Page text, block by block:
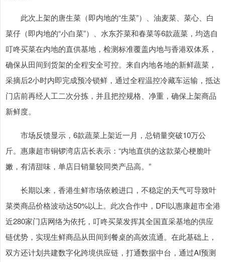
此次上架的唐生菜（即内地的“生菜”）、油麦菜、菜心、白
菜仔（即内地的“小白菜”）、水东芥菜和春菜等6款蔬菜，均选自
叮咚买菜在内地的直供基地，检测标准覆盖内地与香港双体系，
确保从田间到货架的全程安全可控。来自内地各地的新鲜蔬菜，
采摘后2小时内即完成预冷锁鲜，通过全程温控冷藏车运输，抵达
门店前再经人工二次分拣，并且把控规格、净重，确保上架商品
新鲜度。
市场反馈显示，6款蔬菜上架近一月，总销量突破10万公
斤。惠康超市铜锣湾店店长表示：“内地直供的这款菜心梗脆叶
嫩，有清甜味，单店日销量较同类产品高。”
长期以来，香港生鲜市场依赖进口，不稳定的天气可导致叶
菜类商品价格波动达50%以上。此次合作中，DFI以惠康超市全港
近280家门店网络为依托，叮咚买菜发挥其全国直采基地的供应
链优势，实现生鲜商品从田间到餐桌的高效流通。在此基础上，
双方还计划共建数字化跨境供应链，打通数据中台，通过AI预测